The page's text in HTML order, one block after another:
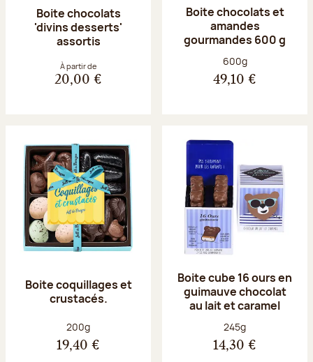
Boite chocolats
'divins desserts'
assortis
À partir de
20,00 €
Boite chocolats et
amandes
gourmandes 600 g
Poids net :
600g
49,10 €
Boite coquillages et
crustacés.
Poids net :
200g
19,40 €
Boite cube 16 ours en
guimauve chocolat
au lait et caramel
Poids net :
245g
14,30 €